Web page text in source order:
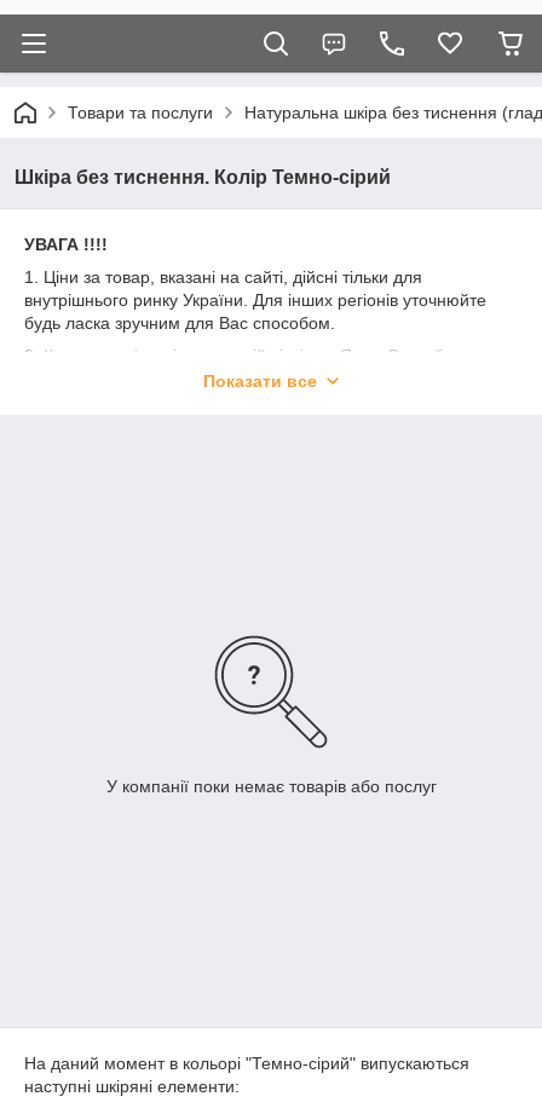
Товари та послуги Натуральна шкіра без тиснення
Шкіра без тиснення. Колір Темно-сірий
УВАГА !!!!
1. Ціни за товар, вказані на сайті, дійсні тільки для
внутрішнього ринку України. Для інших регіонів уточнюйте
будь ласка зручним для Вас способом.
2. Кожна партія шкіри має свій відтінок. Якщо Ви робите
закупівлю не набором, але для Вас принципово отримати всі
Показати все
У компанії поки немає товарів або послуг
На даний момент в кольорі "Темно-сірий" випускаються
наступні шкіряні елементи: